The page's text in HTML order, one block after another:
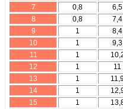
7
0,8 6,5
8
0,8 7,4
9
1 8,4
10
1 9,3
11
1
12
1 11
13
1
14
1
15
1